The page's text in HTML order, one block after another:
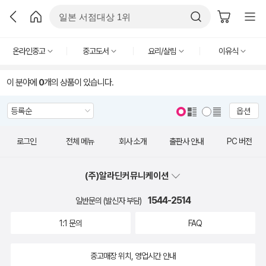
온라인중고 중고도서 요리/살림 이유식
이 분야에 0개의 상품이 있습니다.
옵션
로그인 전체 메뉴 회사 소개 출판사 안내 PC 버전
(주)알라딘커뮤니케이션
일반문의 (발신자 부담) 1544-2514
1:1 문의 FAQ
중고매장 위치, 영업시간 안내